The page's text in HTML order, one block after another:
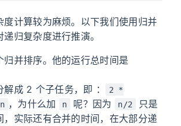
度计算较为麻烦。以下我们使用归并
归复杂度进行推演。
归并排序。他的运行总时间是
成 2 个子任务，即 ：
2 *
，为什么加 n 呢？因为 n/2
只是
，实际还有合并的时间，在大部分递